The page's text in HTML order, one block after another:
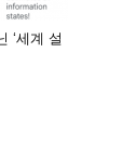
‘세계 설